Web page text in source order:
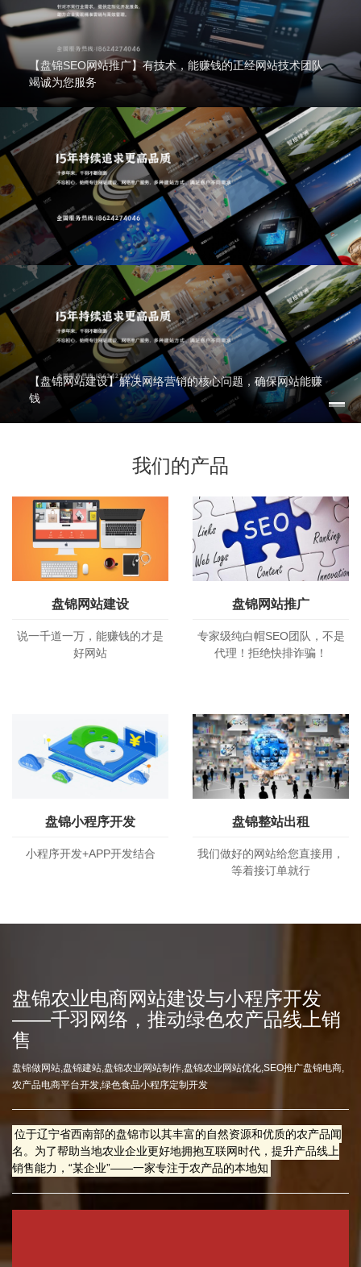
【盘锦SEO网站推广】有技术，能赚钱的正经网站技术团队
竭诚为您服务
【盘锦网站建设】解决网络营销的核心问题，确保网站能赚
钱
我们的产品
盘锦网站建设
说一千道一万，能赚钱的才是
好网站
盘锦网站推广
专家级纯白帽SEO团队，不是
代理！拒绝快排诈骗！
盘锦小程序开发
小程序开发+APP开发结合
盘锦整站出租
我们做好的网站给您直接用，
等着接订单就行
盘锦农业电商网站建设与小程序开发
——千羽网络，推动绿色农产品线上销
售
盘锦做网站,盘锦建站,盘锦农业网站制作,盘锦农业网站优化,SEO推广盘锦电商,
农产品电商平台开发,绿色食品小程序定制开发
位于辽宁省西南部的盘锦市以其丰富的自然资源和优质的农产品闻
名。为了帮助当地农业企业更好地拥抱互联网时代，提升产品线上
销售能力，“某企业”——一家专注于农产品的本地知